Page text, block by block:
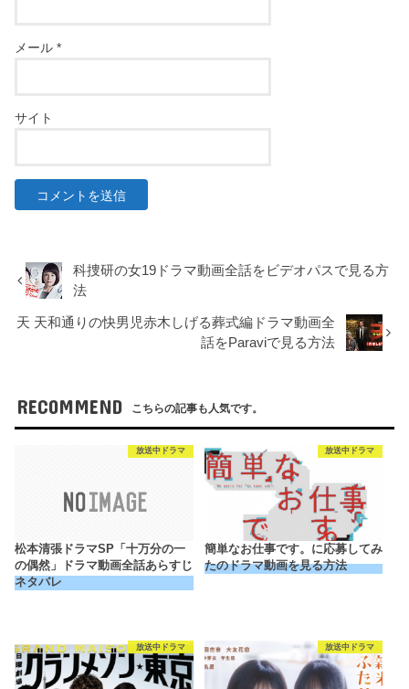
メール*
サイト
科捜研の女19ドラマ動画全話をビデオパスで見る方
法
天 天和通りの快男児赤木しげる葬式編ドラマ動画全
話をParaviで見る方法
RECOMMEND こちらの記事も人気です。
放送中ドラマ
松本清張ドラマSP「十万分の一
の偶然」ドラマ動画全話あらすじ
ネタバレ
放送中ドラマ
簡単なお仕事です。に応募してみ
たのドラマ動画を見る方法
放送中ドラマ 放送中ドラマ